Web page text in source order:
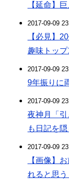
【延命】
2017-09-09
【必見】
趣味トップ
2017-09-09
9年振りに
2017-09-09
夜神月「
も日記を
2017-09-09
【画像】
れると思う